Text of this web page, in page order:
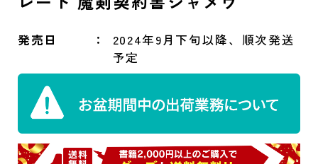
発売日
2024年9月下旬以降、順次発送
予定